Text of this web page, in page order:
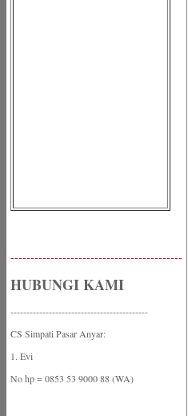
-------------------------------------------
HUBUNGI KAMI
-------------------------------------------
CS Simpati Pasar Anyar:
1. Evi
No hp = 0853 53 9000 88 (WA)